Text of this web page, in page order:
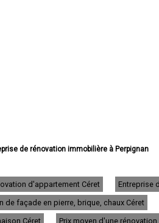
de rénovation immobilière à Perpignan
de rénovation immobilière à Saint-Cyprien
de rénovation immobilière à Argelès-sur-Mer
de rénovation immobilière à Cabestany
immobilière à Saint-Laurent-de-la-
d'appartement Céret
Entreprise
de façade en pierre, brique, chaux Céret
Céret
Prix moyen d'une